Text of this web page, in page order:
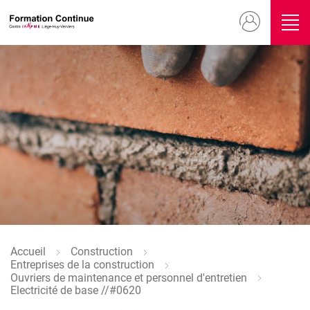
au
contenu
principal
Menu
du
compte
de
l'utilisateur
Fil
d'Ariane
Accueil
Construction
Entreprises de la construction
Ouvriers de maintenance et personnel d'entretien
Electricité de base //#0620